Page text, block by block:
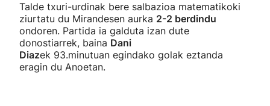
Talde txuri-urdinak bere salbazioa matematikoki
ziurtatu du Mirandesen aurka 2-2 berdindu
ondoren. Partida ia galduta izan dute
donostiarrek, baina Dani
Diazek 93.minutuan egindako golak eztanda
eragin du Anoetan.